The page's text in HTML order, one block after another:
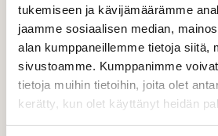
tukemiseen ja kävijämäärämme
jaamme sosiaalisen median,
alan kumppaneillemme tietoja siitä,
sivustoamme. Kumppanimme
tietoja muihin tietoihin, joita olet
kerätty, kun olet käyttänyt heidän
ID that is
data on
visitor
website.
_ga_# Google
Used by